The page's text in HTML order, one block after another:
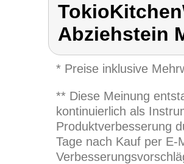
Abziehstein
* Preise inklusive
** Diese Meinung
kontinuierlich als
Produktverbesserung
Tage nach Kauf per E-